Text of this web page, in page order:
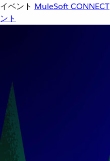
イベント MuleSoft CONNECT
ント